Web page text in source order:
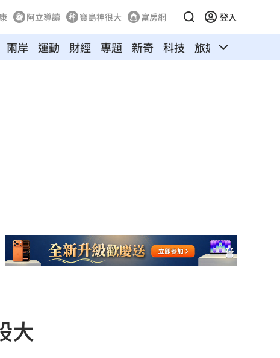
阿立導讀 寶島神很大 富房網 登入
兩岸 運動 財經 專題 新奇 科技 旅遊 汽車
大